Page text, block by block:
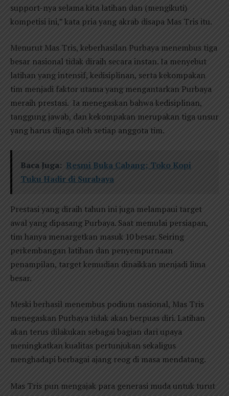
support-nya selama kita latihan dan (mengikuti)
kompetisi ini,” kata pria yang akrab disapa Mas Tris itu.
Menurut Mas Tris, keberhasilan Purbaya menembus tiga
besar nasional tidak diraih secara instan. Ia menyebut
latihan yang intensif, kedisiplinan, serta kekompakan
tim menjadi faktor utama yang mengantarkan Purbaya
meraih prestasi. Ia menegaskan bahwa kedisiplinan,
tanggung jawab, dan kekompakan merupakan tiga unsur
yang harus dijaga oleh setiap anggota tim.
Baca Juga: Resmi Buka Cabang; Toko Kopi
Tuku Hadir di Surabaya
Prestasi yang diraih tahun ini juga melampaui target
awal yang dipasang Purbaya. Saat memulai persiapan,
tim hanya menargetkan masuk 10 besar. Seiring
perkembangan latihan dan penyempurnaan
penampilan, target kemudian dinaikkan menjadi lima
besar.
Meski berhasil menembus podium nasional, Mas Tris
menegaskan Purbaya tidak akan berpuas diri. Latihan
akan terus dilakukan sebagai bagian dari upaya
meningkatkan kualitas pertunjukan sekaligus
menghadapi berbagai ajang reog di masa mendatang.
Mas Tris pun mengajak para generasi muda untuk turut